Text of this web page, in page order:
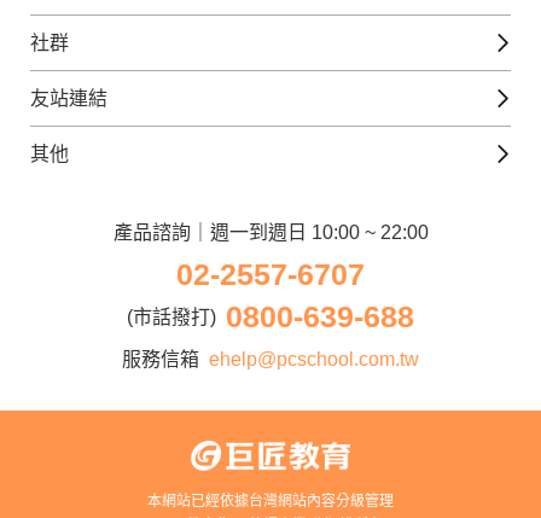
韓語課程
法文課程
兒童日語課程
外語補給站
美日語數位學院
Gjun-就醬學外語
官方Youtube
社群
英語觀光城
日語觀光城
友站連結
iWorld JR
電腦直播教學
巨匠東大日語
其他
Apply to Teach
講師登入
產品諮詢｜週一到週日 10:00 ~ 22:00
02-2557-6707
(市話撥打) 0800-639-688
服務信箱 ehelp@pcschool.com.tw
本網站已經依據台灣網站內容分級管理